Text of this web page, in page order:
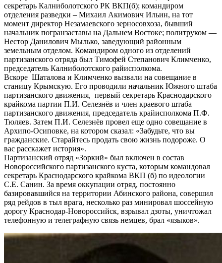
секретарь Калниболотского РК ВКП(б); командиром
отделения разведки – Михаил Акимович Ильин, на тот
момент директор Незамаевского зерносовхоза, бывший
начальник погранзаставы на Дальнем Востоке; политруком —
Нестор Данилович Мылько, заведующий районным
земельным отделом. Командиром одного из отделений
партизанского отряда был Тимофей Степанович Климченко,
председатель Калниболотского райисполкома.
Вскоре Шаталова и Климченко вызвали на совещание в
станицу Крымскую. Его проводили начальник Южного штаба
партизанского движения, первый секретарь Краснодарского
крайкома партии П.И. Селезнёв и член краевого штаба
партизанского движения, председатель крайисполкома П.Ф.
Тюляев. Затем П.И. Селезнёв провел еще одно совещание в
Архипо-Осиповке, на котором сказал: «Забудьте, что вы
гражданские. Старайтесь продать свою жизнь подороже. О
вас расскажет история».
Партизанский отряд «Зоркий» был включен в состав
Новороссийского партизанского куста, которым командовал
секретарь Краснодарского крайкома ВКП (б) по идеологии
С.Е. Санин. За время оккупации отряд, постоянно
базировавшийся на территории Абинского района, совершил
ряд рейдов в тыл врага, несколько раз минировал шоссейную
дорогу Краснодар-Новороссийск, взрывал дзоты, уничтожал
телефонную и телеграфную связь немцев, брал «языков».